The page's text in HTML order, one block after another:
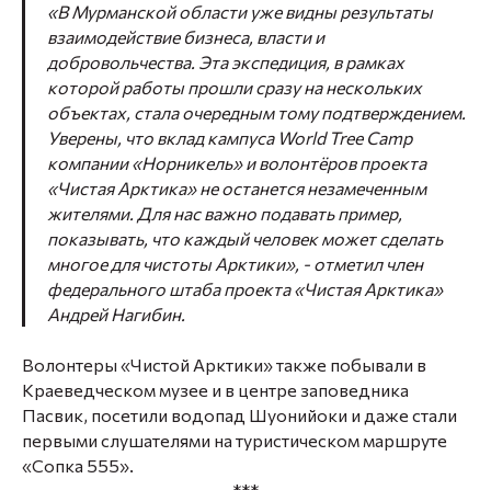
«В Мурманской области уже видны результаты
взаимодействие бизнеса, власти и
добровольчества. Эта экспедиция, в рамках
которой работы прошли сразу на нескольких
объектах, стала очередным тому подтверждением.
Уверены, что вклад кампуса World Tree Camp
компании «Норникель» и волонтёров проекта
«Чистая Арктика» не останется незамеченным
жителями. Для нас важно подавать пример,
показывать, что каждый человек может сделать
многое для чистоты Арктики», - отметил член
федерального штаба проекта «Чистая Арктика»
Андрей Нагибин.
Волонтеры «Чистой Арктики» также побывали в
Краеведческом музее и в центре заповедника
Пасвик, посетили водопад Шуонийоки и даже стали
первыми слушателями на туристическом маршруте
«Сопка 555».